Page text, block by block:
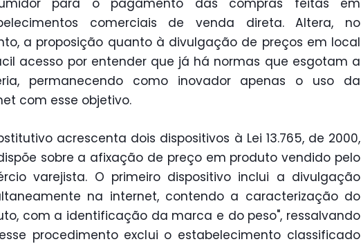
para o pagamento das compras feitas em
comerciais de venda direta. Altera, no
a proposição quanto à divulgação de preços em local
acesso por entender que já há normas que esgotam a
permanecendo como inovador apenas o uso da
com esse objetivo.
acrescenta dois dispositivos à Lei 13.765, de 2000,
sobre a afixação de preço em produto vendido pelo
varejista. O primeiro dispositivo inclui a divulgação
na internet, contendo a caracterização do
com a identificação da marca e do peso", ressalvando
procedimento exclui o estabelecimento classificado